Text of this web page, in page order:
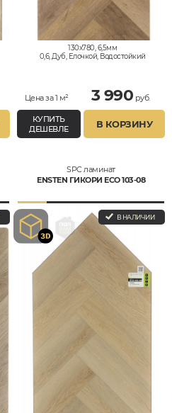
130x780, 6,5мм
0,6, Дуб, Елочкой, Водостойкий
Цена за 1 м² 3 990 руб.
КУПИТЬ
ДЕШЕВЛЕ
В КОРЗИНУ
SPC ламинат
ENSTEN ГИКОРИ ECO 103-08
В НАЛИЧИИ